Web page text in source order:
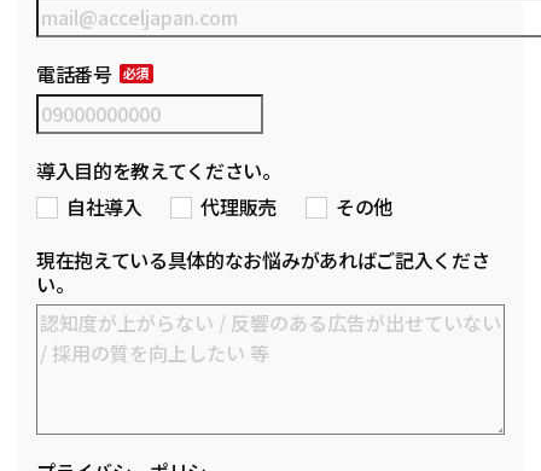
電話番号
導入目的を教えてください。
自社導入
代理販売
その他
現在抱えている具体的なお悩みがあればご記入くださ
い。